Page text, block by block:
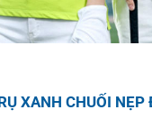
XANH CHUỐI NẸP